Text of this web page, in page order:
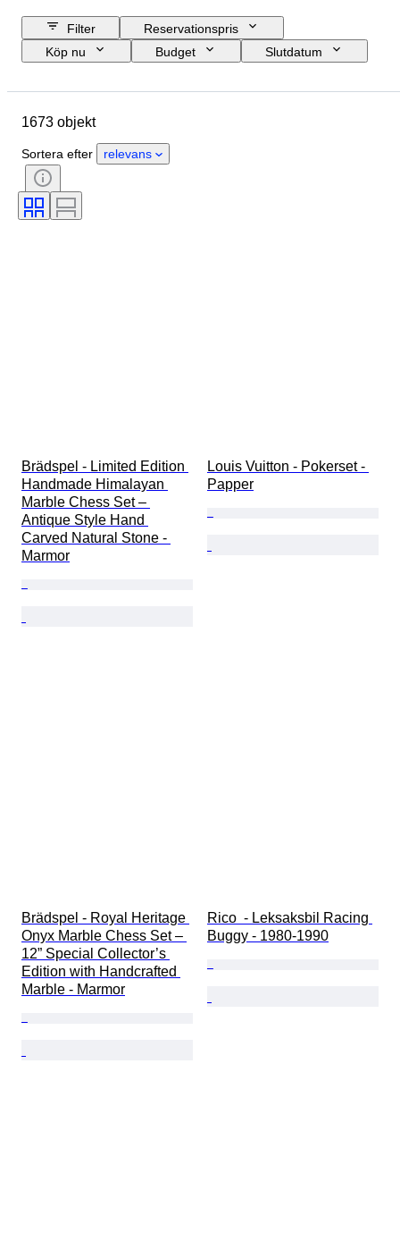
Filter
Reservationspris
Köp nu
Budget
Slutdatum
Skick
Stil
Signatur
Utgåva nr.
Färg
Serie
1673 objekt
Sortera efter relevans
Brädspel - Limited Edition
Handmade Himalayan
Marble Chess Set –
Antique Style Hand
Carved Natural Stone -
Marmor
Louis Vuitton - Pokerset -
Papper
Brädspel - Royal Heritage
Onyx Marble Chess Set –
12” Special Collector’s
Edition with Handcrafted
Marble - Marmor
Rico  - Leksaksbil Racing
Buggy - 1980-1990